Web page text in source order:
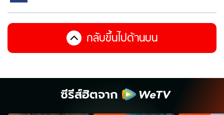
กลับขึ้นไปด้านบน
ซีรีส์ฮิตจาก